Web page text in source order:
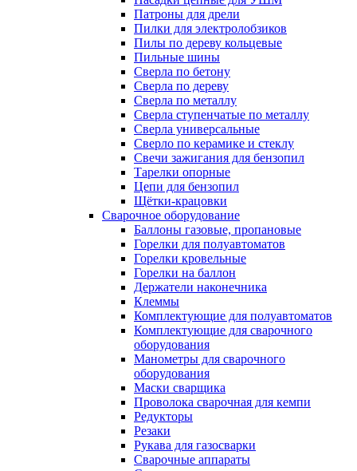
Патроны для дрели
Пилки для электролобзиков
Пилы по дереву кольцевые
Пильные шины
Сверла по бетону
Сверла по дереву
Сверла по металлу
Сверла ступенчатые по металлу
Сверла универсальные
Сверло по керамике и стеклу
Свечи зажигания для бензопил
Тарелки опорные
Цепи для бензопил
Щётки-крацовки
Сварочное оборудование
Баллоны газовые, пропановые
Горелки для полуавтоматов
Горелки кровельные
Горелки на баллон
Держатели наконечника
Клеммы
Комплектующие для полуавтоматов
Комплектующие для сварочного
оборудования
Манометры для сварочного
оборудования
Маски сварщика
Проволока сварочная для кемпи
Редукторы
Резаки
Рукава для газосварки
Сварочные аппараты